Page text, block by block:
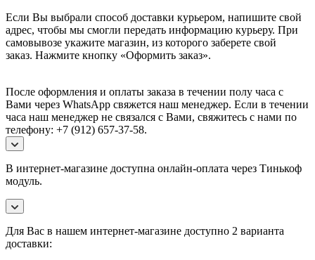
Если Вы выбрали способ доставки курьером, напишите свой
адрес, чтобы мы смогли передать информацию курьеру. При
самовывозе укажите магазин, из которого заберете свой
заказ. Нажмите кнопку «Оформить заказ».
После оформления и оплаты заказа в течении полу часа с
Вами через WhatsApp свяжется наш менеджер. Если в течении
часа наш менеджер не связался с Вами, свяжитесь с нами по
телефону: +7 (912) 657-37-58.
В интернет-магазине доступна онлайн-оплата через Тинькоф
модуль.
Для Вас в нашем интернет-магазине доступно 2 варианта
доставки: